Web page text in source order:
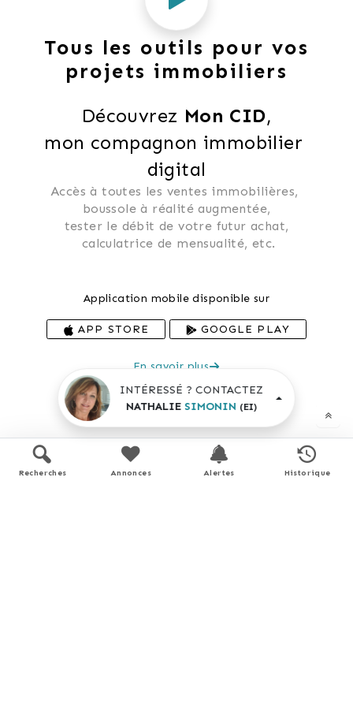
Tous les outils pour vos
projets immobiliers
Découvrez Mon CID,
mon compagnon immobilier
digital
Accès à toutes les ventes immobilières,
boussole à réalité augmentée,
tester le débit de votre futur achat,
calculatrice de mensualité, etc.
Application mobile disponible sur
APP STORE GOOGLE PLAY
En savoir plus
INTÉRESSÉ ? CONTACTEZ
NATHALIE SIMONIN (EI)
Recherches Annonces Alertes Historique